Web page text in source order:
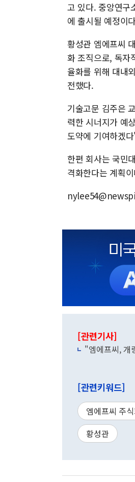
고 있다. 중앙연구
에 출시될 예정이
황성관 엠에프씨
화 조직으로, 독자
율화를 위해 대내
전했다.
기술고문 김주은
력한 시너지가 예
도약에 기여하겠
한편 회사는 국민
격화한다는 계획
[관련기사]
"엠에프씨, 개
[관련키워드]
엠에프씨 주
황성관